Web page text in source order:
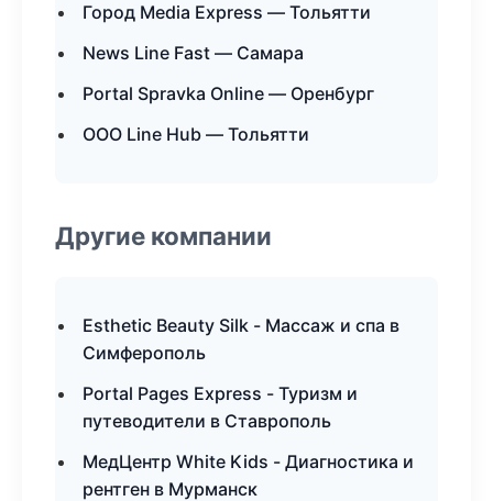
Город Media Express — Тольятти
News Line Fast — Самара
Portal Spravka Online — Оренбург
ООО Line Hub — Тольятти
Другие компании
Esthetic Beauty Silk - Массаж и спа в
Симферополь
Portal Pages Express - Туризм и
путеводители в Ставрополь
МедЦентр White Kids - Диагностика и
рентген в Мурманск